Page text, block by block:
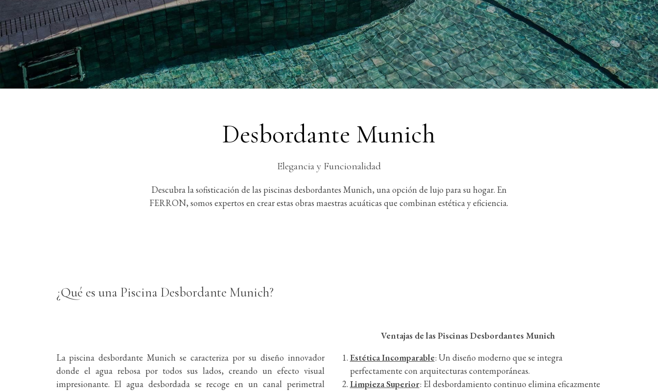
Desbordante Munich
Elegancia y Funcionalidad
Descubra la sofisticación de las piscinas desbordantes Munich, una opción de lujo para su hogar. En
FERRON, somos expertos en crear estas obras maestras acuáticas que combinan estética y eficiencia.
¿Qué es una Piscina Desbordante Munich?
La piscina desbordante Munich se caracteriza por su diseño innovador
donde el agua rebosa por todos sus lados, creando un efecto visual
impresionante. El agua desbordada se recoge en un canal perimetral
Ventajas de las Piscinas Desbordantes Munich
Estética Incomparable: Un diseño moderno que se integra
perfectamente con arquitecturas contemporáneas.
Limpieza Superior: El desbordamiento continuo elimina eficazmente